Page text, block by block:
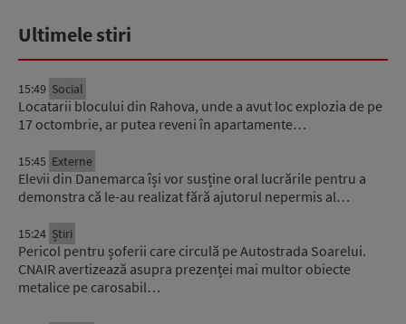
Ultimele stiri
15:49 Social
Locatarii blocului din Rahova, unde a avut loc explozia de pe
17 octombrie, ar putea reveni în apartamente…
15:45 Externe
Elevii din Danemarca își vor susține oral lucrările pentru a
demonstra că le-au realizat fără ajutorul nepermis al…
15:24 Știri
Pericol pentru șoferii care circulă pe Autostrada Soarelui.
CNAIR avertizează asupra prezenței mai multor obiecte
metalice pe carosabil…